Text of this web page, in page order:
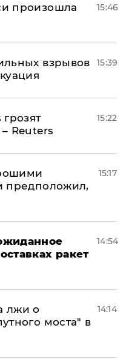
произошла
15:46
взрывов
15:39
Reuters
15:22
предположил,
15:17
ракет
14:54
лжи о
моста" в
14:14